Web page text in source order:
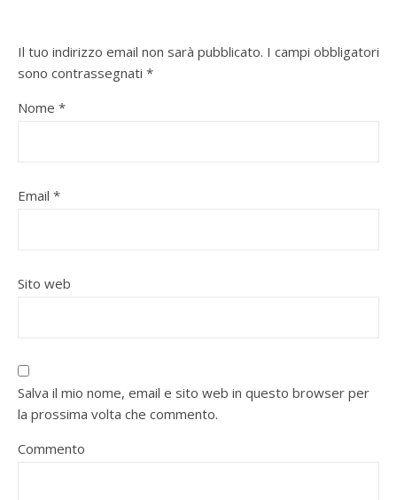
Il tuo indirizzo email non sarà pubblicato. I campi obbligatori
sono contrassegnati *
Nome *
Email *
Sito web
Salva il mio nome, email e sito web in questo browser per
la prossima volta che commento.
Commento